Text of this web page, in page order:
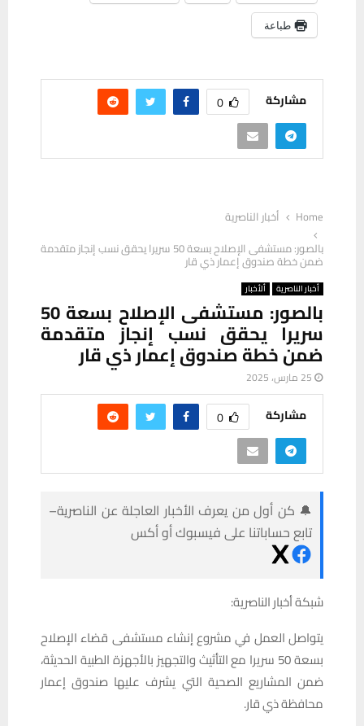
طباعة
مشاركة 0
Home
أخبار الناصرية
بالصور: مستشفى الإصلاح بسعة 50 سريرا يحقق نسب إنجاز متقدمة
ضمن خطة صندوق إعمار ذي قار
أخبار الناصرية ألأخبار
بالصور: مستشفى الإصلاح بسعة 50
سريرا يحقق نسب إنجاز متقدمة
ضمن خطة صندوق إعمار ذي قار
25 مارس، 2025
مشاركة 0
🔔 كن أول من يعرف الأخبار العاجلة عن الناصرية–
تابع حساباتنا على فيسبوك أو أكس
شبكة أخبار الناصرية:
يتواصل العمل في مشروع إنشاء مستشفى قضاء الإصلاح
بسعة 50 سريرا مع التأثيث والتجهيز بالأجهزة الطبية الحديثة،
ضمن المشاريع الصحية التي يشرف عليها صندوق إعمار
محافظة ذي قار.